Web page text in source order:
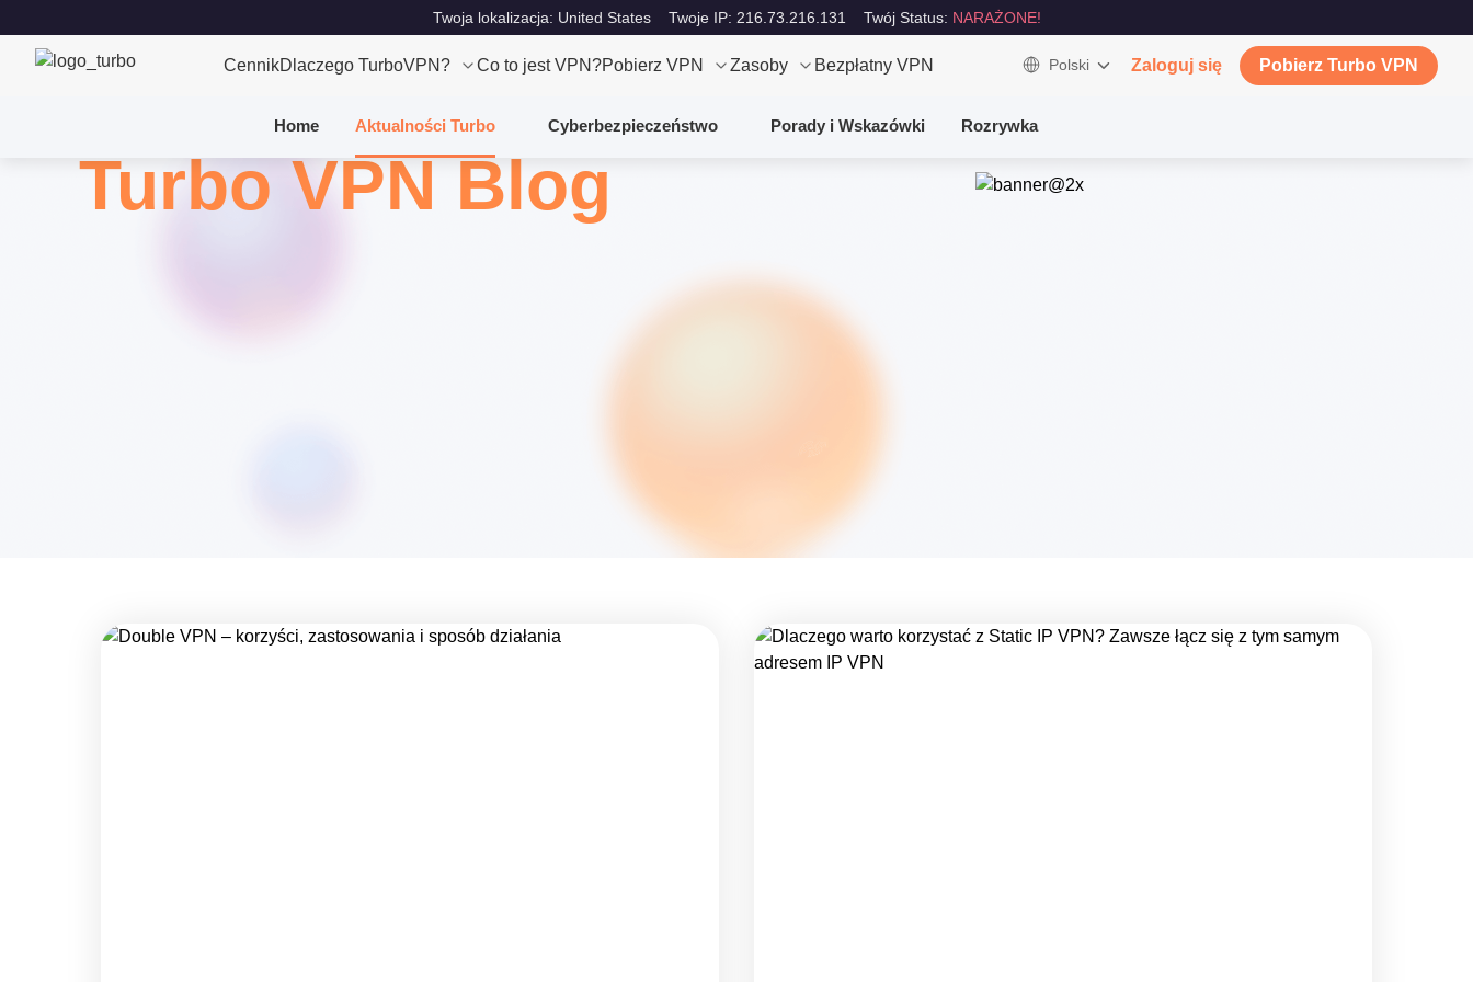
Twoja lokalizacja: United States Twoje IP: 216.73.216.131 Twój Status: NARAŻONE!
CennikDlaczego TurboVPN? Co to jest VPN?Pobierz VPN Zasoby Bezpłatny VPN Polski Zaloguj się Pobierz Turbo VPN
Home Aktualności Turbo Cyberbezpieczeństwo Porady i Wskazówki Rozrywka
Turbo VPN Blog